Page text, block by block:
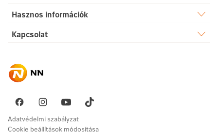
Sajtószoba
Karrier
Fenntarthatóság
Pénzügyi navigátor
Élet
Egészség
Nyugdíj
Vállalati megoldások
Hasznos információk
Dokumentumtár
Akadálymentesség
Kapcsolat
Ügyintézés
Panaszkezelés
Adatvédelmi szabályzat
Cookie beállítások módosítása